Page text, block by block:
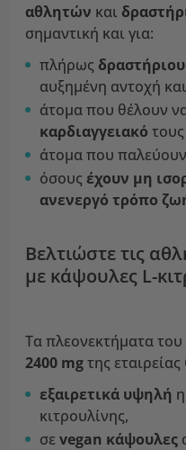
αθλητών και
σημαντική και για:
πλήρως
αυξημένη αντοχή
άτομα που θέλουν
καρδιαγγειακό τους
άτομα που
όσους έχουν μη
ανενεργό τρόπο
Βελτιώστε τις
με κάψουλες L-
Τα πλεονεκτήματα του
2400 mgτης
εξαιρετικά υψηλή
κιτρουλίνης,
σεvegan κάψουλες